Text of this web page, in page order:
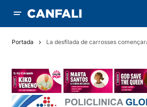
Portada La desfilada de carrosses